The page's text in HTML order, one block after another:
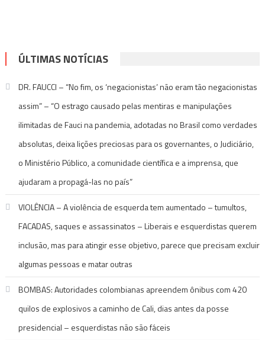
ÚLTIMAS NOTÍCIAS
DR. FAUCCI – “No fim, os ‘negacionistas’ não eram tão negacionistas
assim” – “O estrago causado pelas mentiras e manipulações
ilimitadas de Fauci na pandemia, adotadas no Brasil como verdades
absolutas, deixa lições preciosas para os governantes, o Judiciário,
o Ministério Público, a comunidade científica e a imprensa, que
ajudaram a propagá-las no país”
VIOLÊNCIA – A violência de esquerda tem aumentado – tumultos,
FACADAS, saques e assassinatos – Liberais e esquerdistas querem
inclusão, mas para atingir esse objetivo, parece que precisam excluir
algumas pessoas e matar outras
BOMBAS: Autoridades colombianas apreendem ônibus com 420
quilos de explosivos a caminho de Cali, dias antes da posse
presidencial – esquerdistas não são fáceis